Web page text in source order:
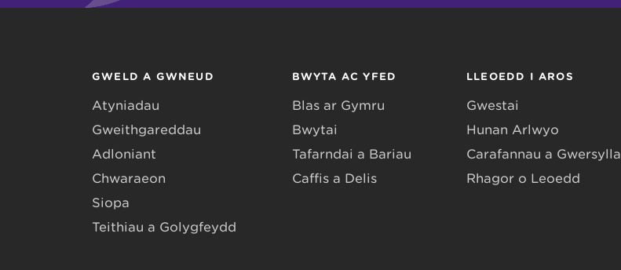
GWELD A GWNEUD
Atyniadau
Gweithgareddau
Adloniant
Chwaraeon
Siopa
Teithiau a Golygfeydd
BWYTA AC YFED
Blas ar Gymru
Bwytai
Tafarndai a Bariau
Caffis a Delis
LLEOEDD I AROS
Gwestai
Hunan Arlwyo
Carafannau a Gwersylla
Rhagor o Leoedd